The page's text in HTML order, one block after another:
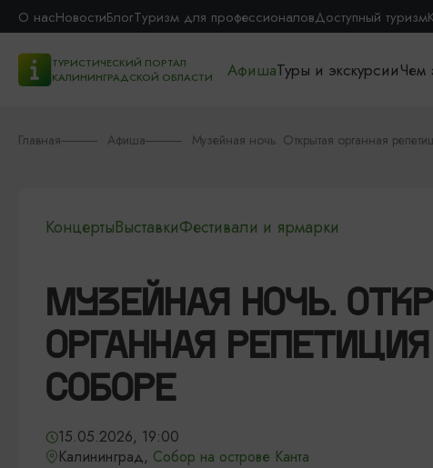
О насНовостиБлогТуризм для профессионаловДоступный туризм
ТУРИСТИЧЕСКИЙ ПОРТАЛ
КАЛИНИНГРАДСКОЙ ОБЛАСТИ
АфишаТуры и экскурсииЧем
Главная Афиша Музейная ночь. Открытая органная
КонцертыВыставкиФестивали и ярмарки
МУЗЕЙНАЯ НОЧЬ.
ОРГАННАЯ
СОБОРЕ
15.05.2026, 19:00
Калининград, Собор на острове Канта